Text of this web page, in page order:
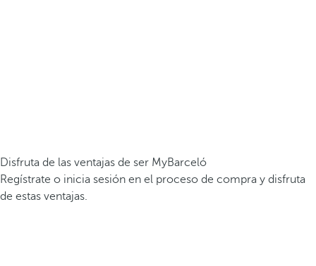
Disfruta de las ventajas de ser MyBarceló
Regístrate o inicia sesión en el proceso de compra y disfruta
de estas ventajas.